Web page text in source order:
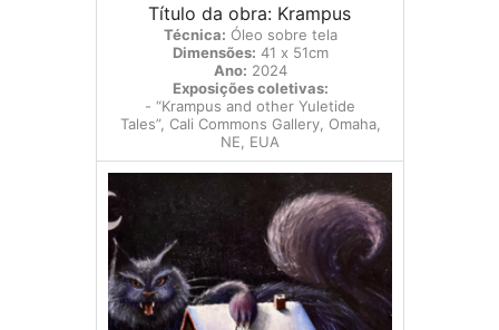
Título da obra: Krampus
Técnica: Óleo sobre tela
Dimensões: 41 x 51cm
Ano: 2024
Exposições coletivas:
- “Krampus and other Yuletide
Tales”, Cali Commons Gallery, Omaha,
NE, EUA